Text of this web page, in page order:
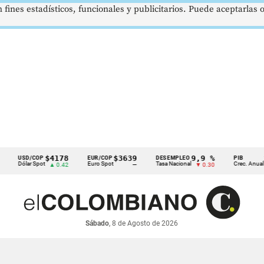
USD/COP
Dólar Spot
$4178
▲ 0.42
EUR/COP
Euro Spot
$3639 DESEMPLEO
Tasa Nacional
9,9 %
▼ 0.30 Crec. Anual
2,8
▲
Sábado, 8 de Agosto de 2026
estadísticos, funcionales y publicitarios. Puede aceptarlas